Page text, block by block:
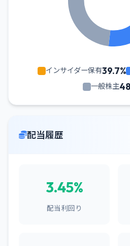
インサイダー保有39.7%
一般株主
配当履歴
3.45%
配当利回り